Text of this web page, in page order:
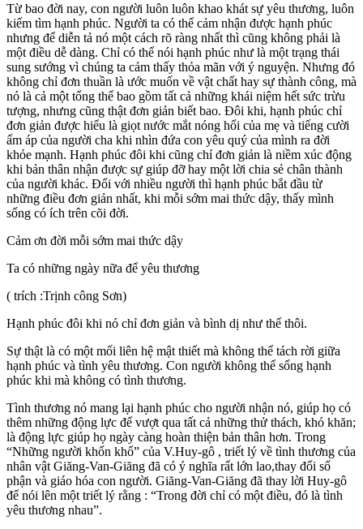
Từ bao đời nay, con người luôn luôn khao khát sự yêu thương, luôn
kiếm tìm hạnh phúc. Người ta có thể cảm nhận được hạnh phúc
nhưng để diễn tả nó một cách rõ ràng nhất thì cũng không phải là
một điều dễ dàng. Chỉ có thể nói hạnh phúc như là một trạng thái
sung sướng vì chúng ta cảm thấy thỏa mãn với ý nguyện. Nhưng đó
không chỉ đơn thuần là ước muốn về vật chất hay sự thành công, mà
nó là cả một tổng thể bao gồm tất cả những khái niệm hết sức trừu
tượng, nhưng cũng thật đơn giản biết bao. Đôi khi, hạnh phúc chỉ
đơn giản được hiểu là giọt nước mắt nóng hổi của mẹ và tiếng cười
ấm áp của người cha khi nhìn đứa con yêu quý của mình ra đời
khỏe mạnh. Hạnh phúc đôi khi cũng chỉ đơn giản là niềm xúc động
khi bản thân nhận được sự giúp đỡ hay một lời chia sẻ chân thành
của người khác. Đối với nhiều người thì hạnh phúc bắt đầu từ
những điều đơn giản nhất, khi mỗi sớm mai thức dậy, thấy mình
sống có ích trên cõi đời.
Cảm ơn đời mỗi sớm mai thức dậy
Ta có những ngày nữa để yêu thương
( trích :Trịnh công Sơn)
Hạnh phúc đôi khi nó chỉ đơn giản và bình dị như thế thôi.
Sự thật là có một mối liên hệ mật thiết mà không thể tách rời giữa
hạnh phúc và tình yêu thương. Con người không thể sống hạnh
phúc khi mà không có tình thương.
Tình thương nó mang lại hạnh phúc cho người nhận nó, giúp họ có
thêm những động lực để vượt qua tất cả những thử thách, khó khăn;
là động lực giúp họ ngày càng hoàn thiện bản thân hơn. Trong
“Những người khốn khổ” của V.Huy-gô , triết lý về tình thương của
nhân vật Giăng-Van-Giăng đã có ý nghĩa rất lớn lao,thay đổi số
phận và giáo hóa con người. Giăng-Van-Giăng đã thay lời Huy-gô
để nói lên một triết lý rằng : “Trong đời chỉ có một điều, đó là tình
yêu thương nhau”.